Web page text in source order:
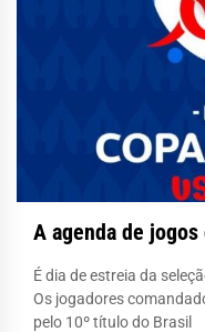
A agenda de
É dia de estreia da
Os jogadores
pelo 10º título do Brasil